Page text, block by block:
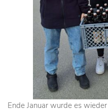
Ende Januar wurde es